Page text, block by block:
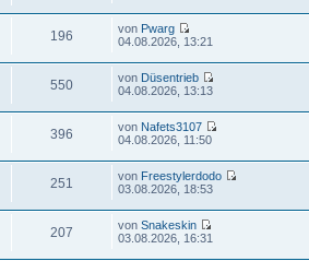
196 von Pwarg
04.08.2026, 13:21
550 von Düsentrieb
04.08.2026, 13:13
396 von Nafets3107
04.08.2026, 11:50
251 von Freestylerdodo
03.08.2026, 18:53
207 von Snakeskin
03.08.2026, 16:31